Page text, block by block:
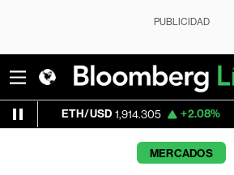
PUBLICIDAD
1,914.305 +2.08% Visa 368.80
MERCADOS